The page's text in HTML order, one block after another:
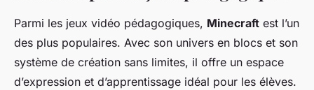
Parmi les jeux vidéo pédagogiques, Minecraft est l’un
des plus populaires. Avec son univers en blocs et son
système de création sans limites, il offre un espace
d’expression et d’apprentissage idéal pour les élèves.